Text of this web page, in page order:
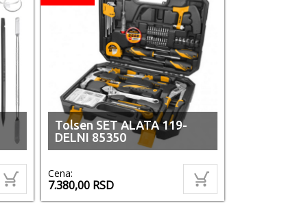
Tolsen SET ALATA 119-
DELNI 85350
Cena:
7.380,00 RSD